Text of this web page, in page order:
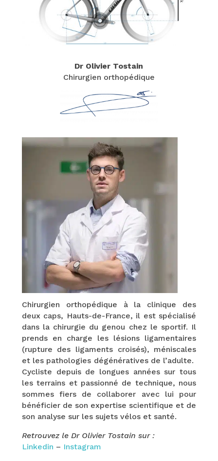
Dr Olivier Tostain
Chirurgien orthopédique
Chirurgien orthopédique à la clinique des
deux caps, Hauts-de-France, il est spécialisé
dans la chirurgie du genou chez le sportif. Il
prends en charge les lésions ligamentaires
(rupture des ligaments croisés), méniscales
et les pathologies dégénératives de l’adulte.
Cycliste depuis de longues années sur tous
les terrains et passionné de technique, nous
sommes fiers de collaborer avec lui pour
bénéficier de son expertise scientifique et de
son analyse sur les sujets vélos et santé.
Retrouvez le Dr Olivier Tostain sur :
Linkedin – Instagram